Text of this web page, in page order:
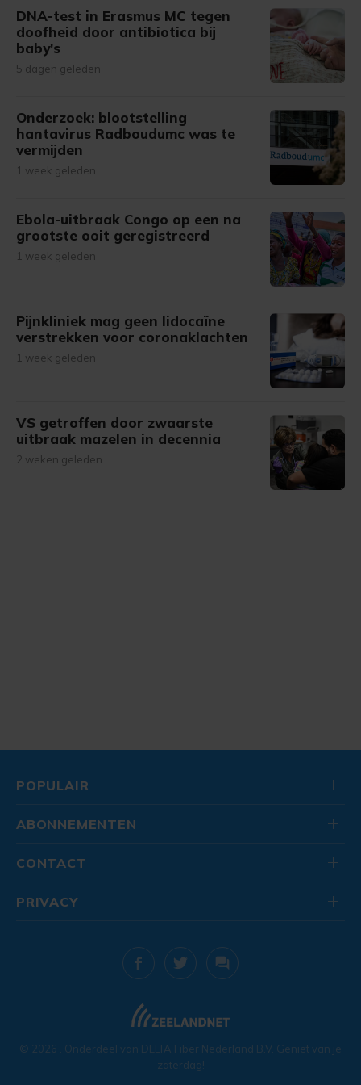
DNA-test in Erasmus MC tegen
doofheid door antibiotica bij
baby's
5 dagen geleden
Onderzoek: blootstelling
hantavirus Radboudumc was te
vermijden
1 week geleden
Ebola-uitbraak Congo op een na
grootste ooit geregistreerd
1 week geleden
Pijnkliniek mag geen lidocaïne
verstrekken voor coronaklachten
1 week geleden
VS getroffen door zwaarste
uitbraak mazelen in decennia
2 weken geleden
POPULAIR
ABONNEMENTEN
CONTACT
© 2026 . Onderdeel van DELTA Fiber Nederland B.V. Geniet van je
zaterdag!
PRIVACY